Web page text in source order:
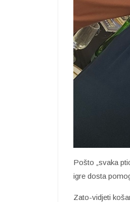
Pošto „svaka
igre dosta
Zato-vidjeti